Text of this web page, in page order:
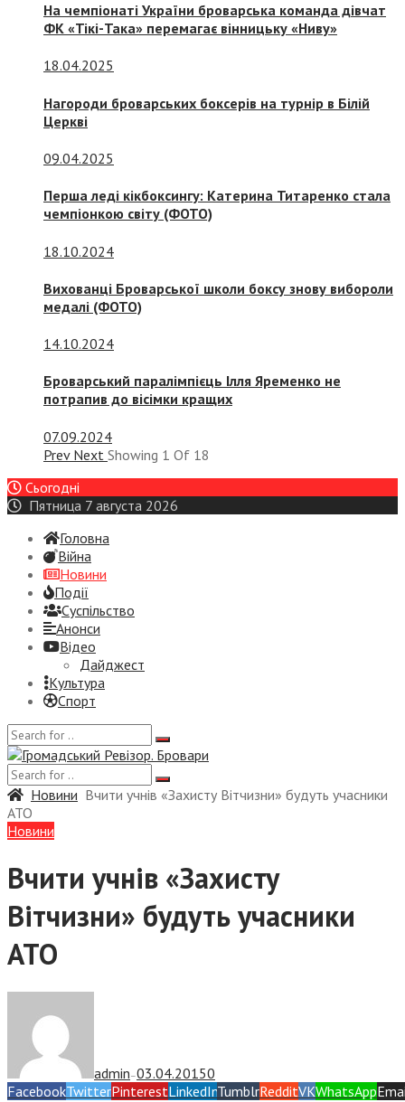
На чемпіонаті України броварська команда дівчат
ФК «Тікі-Така» перемагає вінницьку «Ниву»
18.04.2025
Нагороди броварських боксерів на турнір в Білій
Церкві
09.04.2025
Перша леді кікбоксингу: Катерина Титаренко стала
чемпіонкою світу (ФОТО)
18.10.2024
Вихованці Броварської школи боксу знову вибороли
медалі (ФОТО)
14.10.2024
Броварський паралімпієць Ілля Яременко не
потрапив до вісімки кращих
07.09.2024
Prev Next Showing 1 Of 18
Сьогодні
Пятница 7 августа 2026
Головна
Війна
Новини
Події
Суспiльство
Анонси
Відео
Дайджест
Культура
Спорт
Новини Вчити учнів «Захисту Вітчизни» будуть учасники
АТО
Новини
Вчити учнів «Захисту
Вітчизни» будуть учасники
АТО
admin —03.04.20150
FacebookTwitterPinterestLinkedInTumblrRedditVKWhatsApp